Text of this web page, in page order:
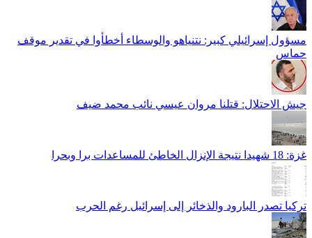
مسؤول إسرائيلي كبير: نتنياهو والوسطاء أخطأوا في تقدير موقف
حماس
جيش الاحتلال: قتلنا مروان عيسي نائب محمد ضيف
غزة: 18 شهيدا نتيجة الإنزال الخاطئ للمساعدات برا وبحرا
تركيا تصدر البارود والذخائر إلى إسرائيل رغم الحرب